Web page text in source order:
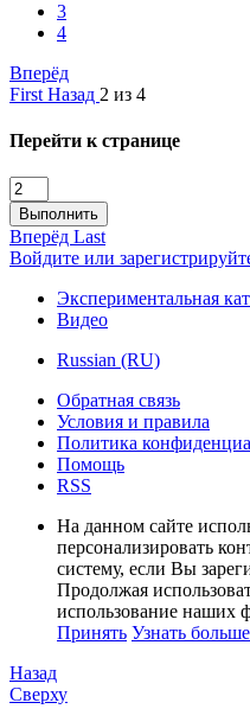
3
4
Вперёд
First Назад 2 из 4
Перейти к странице
Выполнить
Вперёд Last
Войдите или
Экспериментальная
Видео
Russian (RU)
Обратная связь
Условия и правила
Политика
Помощь
RSS
На данном сайте
персонализировать
систему, если Вы
Продолжая
использование наших
Принять Узнать
Назад
Сверху